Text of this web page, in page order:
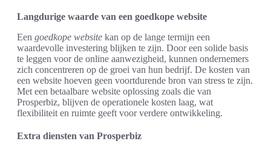
Langdurige waarde van een goedkope website
Een goedkope website kan op de lange termijn een
waardevolle investering blijken te zijn. Door een solide basis
te leggen voor de online aanwezigheid, kunnen ondernemers
zich concentreren op de groei van hun bedrijf. De kosten van
een website hoeven geen voortdurende bron van stress te zijn.
Met een betaalbare website oplossing zoals die van
Prosperbiz, blijven de operationele kosten laag, wat
flexibiliteit en ruimte geeft voor verdere ontwikkeling.
Extra diensten van Prosperbiz